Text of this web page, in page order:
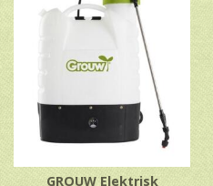
GROUW Elektrisk